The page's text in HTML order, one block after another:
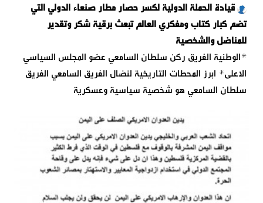
قيادة الحملة الدولية لكسر حصار مطار صنعاء الدولي التي
تضم كبار كتاب ومفكري العالم تبعث برقية شكر وتقدير
للمناضل والشخصية
*الوطنية الفريق ركن سلطان السامعي عضو المجلس السياسي
الاعلى* ابرز المحطات التاريخية لنضال الفريق السامعي الفريق
سلطان السامعي هو شخصية سياسية وعسكرية